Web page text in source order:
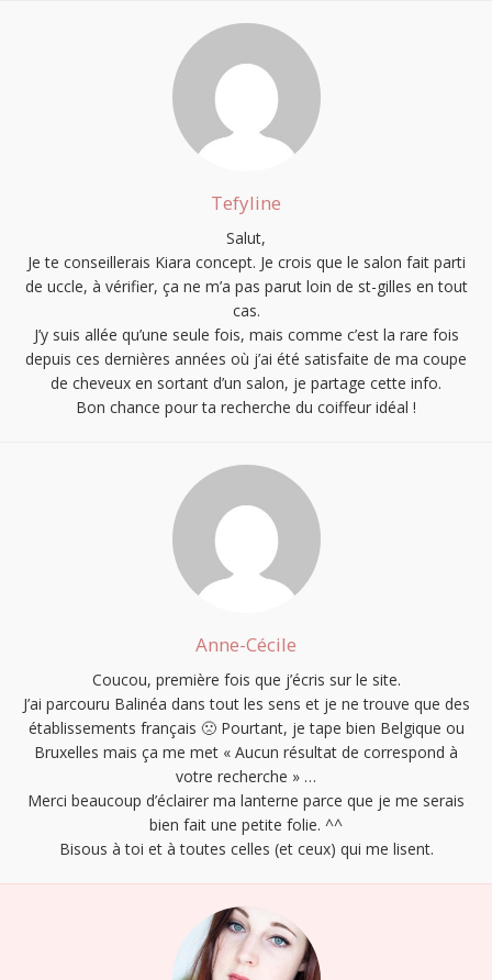
S'INSCRIRE
Tefyline
Salut,
Je te conseillerais Kiara concept. Je crois que le salon fait parti
de uccle, à vérifier, ça ne m’a pas parut loin de st-gilles en tout
cas.
J’y suis allée qu’une seule fois, mais comme c’est la rare fois
depuis ces dernières années où j’ai été satisfaite de ma coupe
de cheveux en sortant d’un salon, je partage cette info.
Bon chance pour ta recherche du coiffeur idéal !
Anne-Cécile
Coucou, première fois que j’écris sur le site.
J’ai parcouru Balinéa dans tout les sens et je ne trouve que des
établissements français 🙁 Pourtant, je tape bien Belgique ou
Bruxelles mais ça me met « Aucun résultat de correspond à
votre recherche » …
Merci beaucoup d’éclairer ma lanterne parce que je me serais
bien fait une petite folie. ^^
Bisous à toi et à toutes celles (et ceux) qui me lisent.